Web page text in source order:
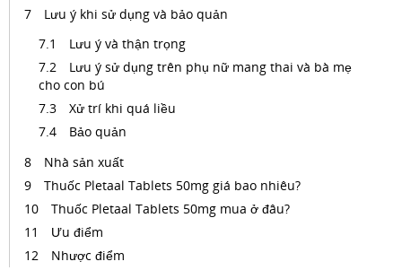
Lưu ý khi sử dụng và bảo quản
Lưu ý và thận trọng
Lưu ý sử dụng trên phụ nữ mang thai và bà mẹ
cho con bú
Xử trí khi quá liều
Bảo quản
Nhà sản xuất
Thuốc Pletaal Tablets 50mg giá bao nhiêu?
Thuốc Pletaal Tablets 50mg mua ở đâu?
Ưu điểm
Nhược điểm